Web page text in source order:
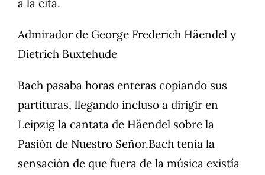
a la cita.
Admirador de George Frederich Häendel y
Dietrich Buxtehude
Bach pasaba horas enteras copiando sus
partituras, llegando incluso a dirigir en
Leipzig la cantata de Häendel sobre la
Pasión de Nuestro Señor.Bach tenía la
sensación de que fuera de la música existía